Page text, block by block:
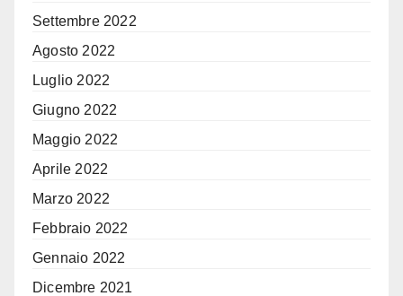
Settembre 2022
Agosto 2022
Luglio 2022
Giugno 2022
Maggio 2022
Aprile 2022
Marzo 2022
Febbraio 2022
Gennaio 2022
Dicembre 2021